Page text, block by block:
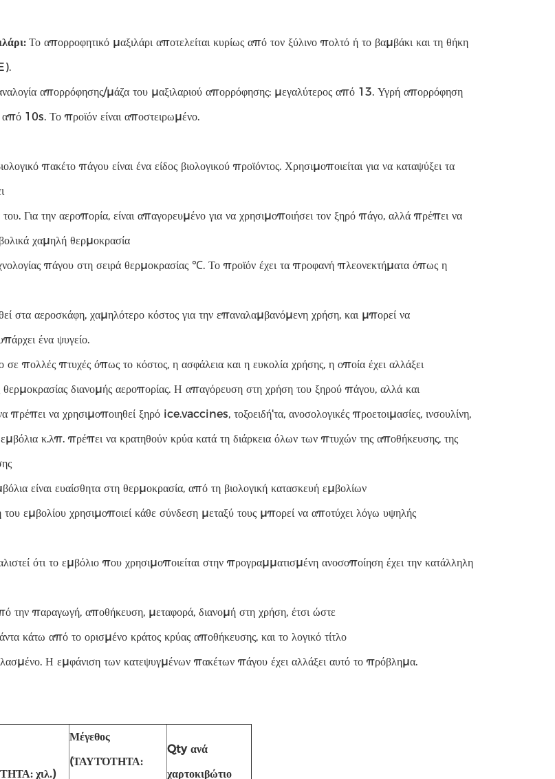
Το απορροφητικό μαξιλάρι αποτελείται κυρίως από τον ξύλινο πολτό ή το βαμβάκι και τη θήκη
απορρόφησης/μάζα του μαξιλαριού απορρόφησης: μεγαλύτερος από 13. Υγρή απορρόφηση
από 10s. Το προϊόν είναι αποστειρωμένο.
πακέτο πάγου είναι ένα είδος βιολογικού προϊόντος. Χρησιμοποιείται για να καταψύξει τα
Για την αεροπορία, είναι απαγορευμένο για να χρησιμοποιήσει τον ξηρό πάγο, αλλά πρέπει να
χαμηλή θερμοκρασία
πάγου στη σειρά θερμοκρασίας ℃. Το προϊόν έχει τα προφανή πλεονεκτήματα όπως η
στα αεροσκάφη, χαμηλότερο κόστος για την επαναλαμβανόμενη χρήση, και μπορεί να
ένα ψυγείο.
πολλές πτυχές όπως το κόστος, η ασφάλεια και η ευκολία χρήσης, η οποία έχει αλλάξει
θερμοκρασίας διανομής αεροπορίας. Η απαγόρευση στη χρήση του ξηρού πάγου, αλλά και
πρέπει να χρησιμοποιηθεί ξηρό ice.vaccines, τοξοειδή'τα, ανοσολογικές προετοιμασίες, ινσουλίνη,
κ.λπ. πρέπει να κρατηθούν κρύα κατά τη διάρκεια όλων των πτυχών της αποθήκευσης, της
είναι ευαίσθητα στη θερμοκρασία, από τη βιολογική κατασκευή εμβολίων
εμβολίου χρησιμοποιεί κάθε σύνδεση μεταξύ τους μπορεί να αποτύχει λόγω υψηλής
ότι το εμβόλιο που χρησιμοποιείται στην προγραμματισμένη ανοσοποίηση έχει την κατάλληλη
την παραγωγή, αποθήκευση, μεταφορά, διανομή στη χρήση, έτσι ώστε
κάτω από το ορισμένο κράτος κρύας αποθήκευσης, και το λογικό τίτλο
Η εμφάνιση των κατεψυγμένων πακέτων πάγου έχει αλλάξει αυτό το πρόβλημα.
χιλ.)
Μέγεθος
(ΤΑΥΤΌΤΗΤΑ:
Qty ανά
χαρτοκιβώτιο